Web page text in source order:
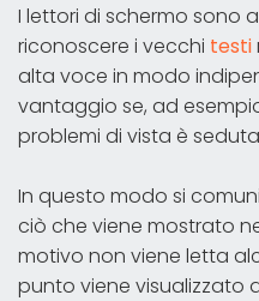
I lettori di schermo sono
riconoscere i vecchi testi
alta voce in modo
vantaggio se, ad
problemi di vista è
In questo modo si
ciò che viene mostrato
motivo non viene letta
punto viene visualizzato